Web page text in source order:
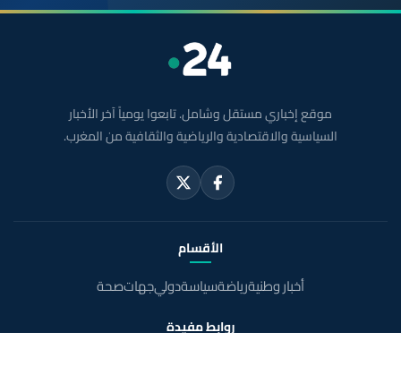
موقع إخباري مستقل وشامل. تابعوا يومياً آخر الأخبار
السياسية والاقتصادية والرياضية والثقافية من المغرب.
الأقسام
أخبار وطنيةرياضةسياسةدوليجهاتصحة
روابط مفيدة